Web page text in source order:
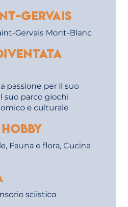
Gervais
Gervais Mont-Blanc
passione per il suo
suo parco giochi
e culturale
Fauna e flora, Cucina
sciistico